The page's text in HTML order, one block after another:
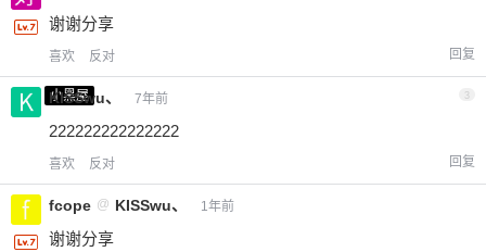
谢谢分享
喜欢 反对 回复
小黑屋
KISSwu、 7年前 3
222222222222222
喜欢 反对 回复
fcope @ KISSwu、 1年前
谢谢分享